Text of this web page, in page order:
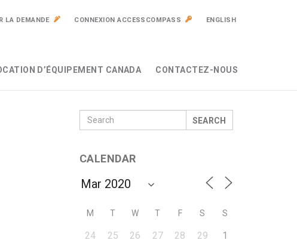
LA DEMANDE CONNEXION ACCESSCOMPASS ENGLISH
D’ÉQUIPEMENT CANADA CONTACTEZ-NOUS
SEARCH
CALENDAR
M T W T F S S
24 25 26 27 28 29
1